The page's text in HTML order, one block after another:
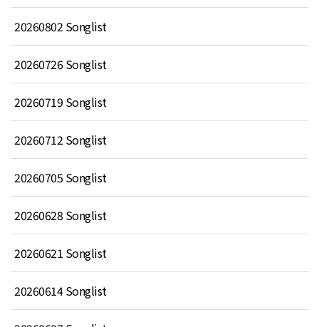
20260802 Songlist
20260726 Songlist
20260719 Songlist
20260712 Songlist
20260705 Songlist
20260628 Songlist
20260621 Songlist
20260614 Songlist